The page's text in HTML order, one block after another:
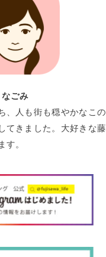
なごみ
、人も街も穏やかなこの
てきました。大好きな藤
す。